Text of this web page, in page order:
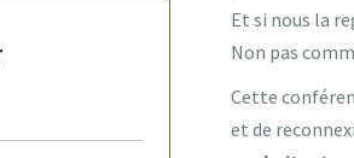
Et si nous la
Non pas
Cette
et de